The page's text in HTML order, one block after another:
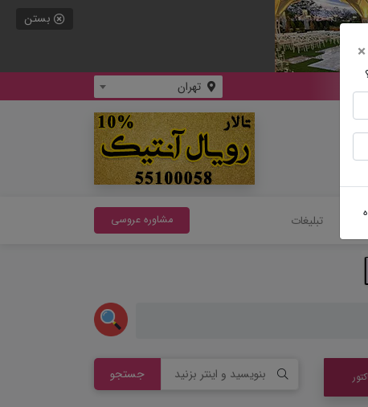
بستن
تهران
تبلیغات مشاوره عروسی
جستجو
×